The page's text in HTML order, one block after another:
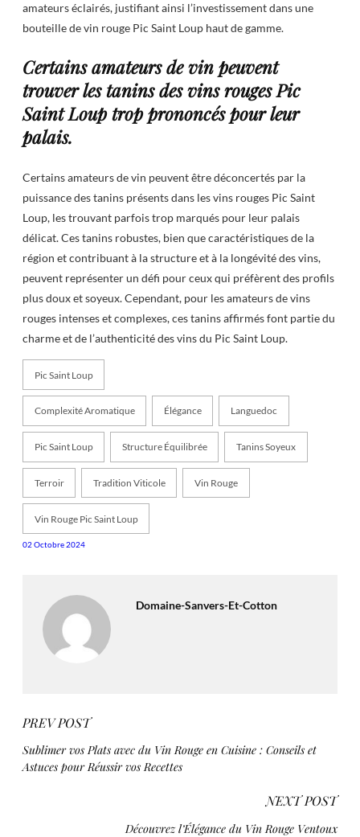
amateurs éclairés, justifiant ainsi l’investissement dans une
bouteille de vin rouge Pic Saint Loup haut de gamme.
Certains amateurs de vin peuvent
trouver les tanins des vins rouges Pic
Saint Loup trop prononcés pour leur
palais.
Certains amateurs de vin peuvent être déconcertés par la
puissance des tanins présents dans les vins rouges Pic Saint
Loup, les trouvant parfois trop marqués pour leur palais
délicat. Ces tanins robustes, bien que caractéristiques de la
région et contribuant à la structure et à la longévité des vins,
peuvent représenter un défi pour ceux qui préfèrent des profils
plus doux et soyeux. Cependant, pour les amateurs de vins
rouges intenses et complexes, ces tanins affirmés font partie du
charme et de l’authenticité des vins du Pic Saint Loup.
Pic Saint Loup
Complexité Aromatique Élégance Languedoc
Pic Saint Loup Structure Équilibrée Tanins Soyeux
Terroir Tradition Viticole Vin Rouge
Vin Rouge Pic Saint Loup
02 Octobre 2024
Domaine-Sanvers-Et-Cotton
PREV POST
Sublimer vos Plats avec du Vin Rouge en Cuisine : Conseils et
Astuces pour Réussir vos Recettes
NEXT POST
Découvrez l’Élégance du Vin Rouge Ventoux